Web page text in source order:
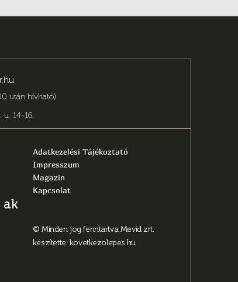
után hívható)
u. 14-16.
Adatkezelési Tájékoztató
Impresszum
Magazin
Kapcsolat
© Minden jog fenntartva Mevid zrt.
készítette: kovetkezolepes.hu